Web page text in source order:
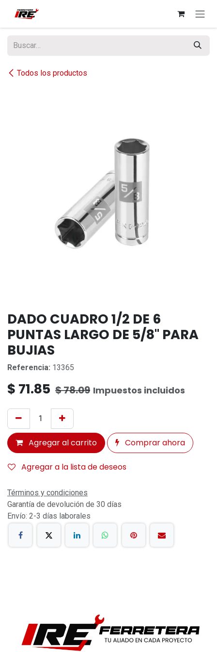
Todos los productos
DADO CUADRO 1/2 DE 6
PUNTAS LARGO DE 5/8'' PARA
BUJIAS
Referencia: 13365
$ 71.85 $78.09 Impuestos incluidos
Agregar al carrito Comprar ahora
Agregar a la lista de deseos
Términos y condiciones
Garantía de devolución de 30 días
Envío: 2-3 días laborales